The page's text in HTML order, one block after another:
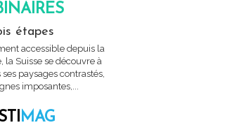
étapes
accessible depuis la
la Suisse se découvre à
paysages contrastés,
imposantes,...
MAG